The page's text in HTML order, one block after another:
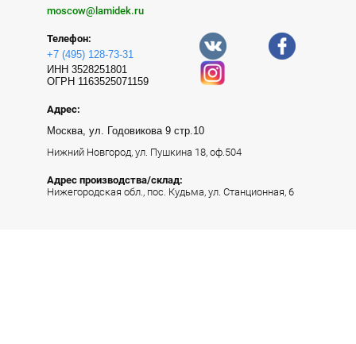
moscow@lamidek.ru
Телефон:
+7 (495) 128-73-31
ИНН 3528251801
ОГРН 1163525071159
Адрес:
Москва, ​ул. Годовикова 9 стр.10
Нижний Новгород, ул. Пушкина 18, оф.504
Адрес производства/склад:
Нижегородская обл., пос. Кудьма, ул. Станционная, 6